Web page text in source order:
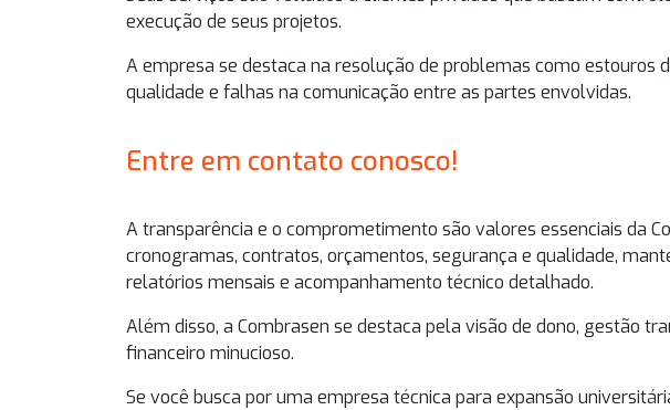
execução de seus projetos.
A empresa se destaca na resolução de problemas como estouros
qualidade e falhas na comunicação entre as partes envolvidas.
Entre em contato conosco!
A transparência e o comprometimento são valores essenciais da
cronogramas, contratos, orçamentos, segurança e qualidade,
relatórios mensais e acompanhamento técnico detalhado.
Além disso, a Combrasen se destaca pela visão de dono, gestão
financeiro minucioso.
Se você busca por uma empresa técnica para expansão